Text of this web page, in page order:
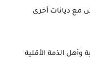
مع ديانات أخرى
وأهل الذمة الأقلية